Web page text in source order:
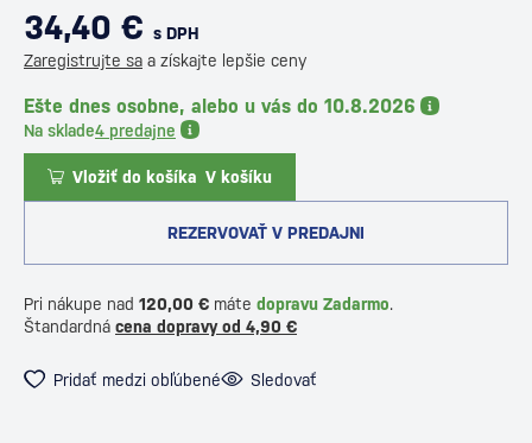
34,40 € s DPH
Zaregistrujte sa a získajte lepšie ceny
Ešte dnes osobne, alebo u vás do 10.8.2026
Na sklade4 predajne
Vložiť do košíka V košíku
REZERVOVAŤ V PREDAJNI
Pri nákupe nad 120,00 € máte dopravu Zadarmo.
Štandardná cena dopravy od 4,90 €
Pridať medzi obľúbené Sledovať